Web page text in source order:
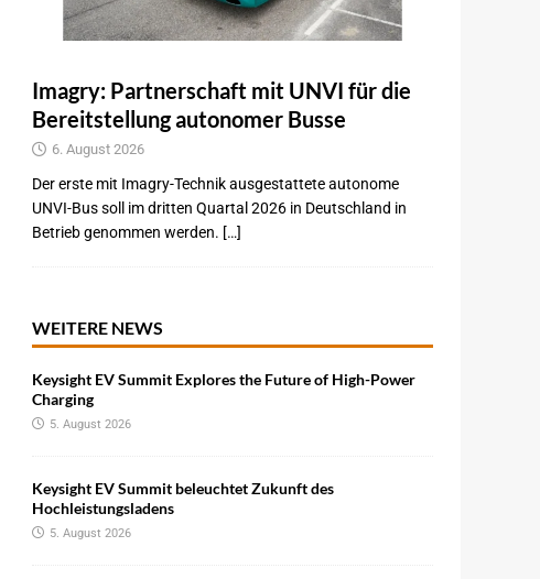
Imagry: Partnerschaft mit UNVI für die
Bereitstellung autonomer Busse
6. August 2026
Der erste mit Imagry-Technik ausgestattete autonome
UNVI-Bus soll im dritten Quartal 2026 in Deutschland in
Betrieb genommen werden. […]
WEITERE NEWS
Keysight EV Summit Explores the Future of High-Power
Charging
5. August 2026
Keysight EV Summit beleuchtet Zukunft des
Hochleistungsladens
5. August 2026